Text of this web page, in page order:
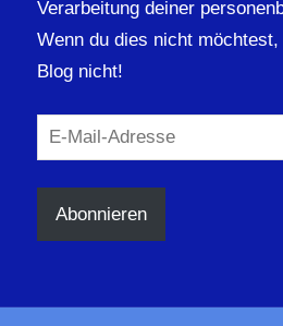
Verarbeitung deiner
Wenn du dies nicht
Blog nicht!
E-
Mail-
Adresse
Abonnieren